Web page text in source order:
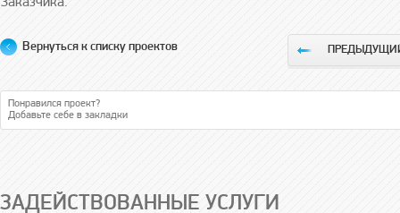
Вернуться к списку проектов
Понравился проект?
Добавьте себе в закладки
ЗАДЕЙСТВОВАННЫЕ УСЛУГИ